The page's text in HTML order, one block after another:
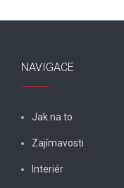
NAVIGACE
Jak na to
Zajímavosti
Interiér